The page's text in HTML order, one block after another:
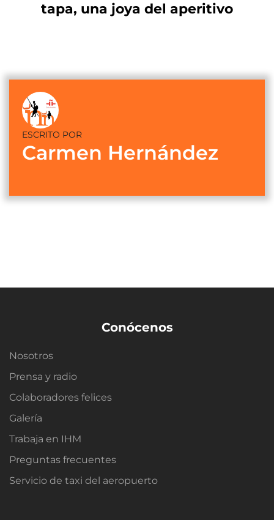
tapa, una joya del aperitivo
ESCRITO POR
Carmen Hernández
Conócenos
Nosotros
Prensa y radio
Colaboradores felices
Galería
Trabaja en IHM
Preguntas frecuentes
Servicio de taxi del aeropuerto